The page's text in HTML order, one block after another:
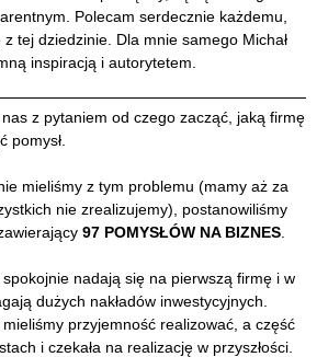
Polecam serdecznie każdemu,
tej dziedzinie. Dla mnie samego Michał
inspiracją i autorytetem.
z pytaniem od czego zacząć, jaką firmę
pomysł.
mieliśmy z tym problemu (mamy aż za
nie zrealizujemy), postanowiliśmy
97 POMYSŁÓW NA BIZNES
spokojnie nadają się na pierwszą firmę i w
dużych nakładów inwestycyjnych.
przyjemność realizować, a część
i czekała na realizację w przyszłości.